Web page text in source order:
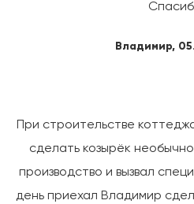
Владимир,
При строительстве
сделать козырёк
производство и вызвал
день приехал Владимир